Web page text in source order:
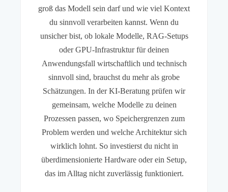
groß das Modell sein darf und wie viel Kontext
du sinnvoll verarbeiten kannst. Wenn du
unsicher bist, ob lokale Modelle, RAG-Setups
oder GPU-Infrastruktur für deinen
Anwendungsfall wirtschaftlich und technisch
sinnvoll sind, brauchst du mehr als grobe
Schätzungen. In der KI-Beratung prüfen wir
gemeinsam, welche Modelle zu deinen
Prozessen passen, wo Speichergrenzen zum
Problem werden und welche Architektur sich
wirklich lohnt. So investierst du nicht in
überdimensionierte Hardware oder ein Setup,
das im Alltag nicht zuverlässig funktioniert.